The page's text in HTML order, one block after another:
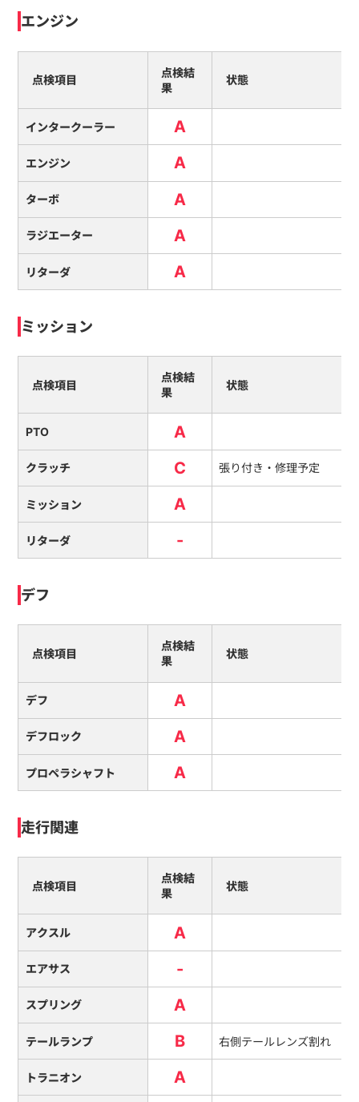
エンジン
点検項目
点検結
果
状態
インタークーラー A
エンジン A
ターボ A
ラジエーター A
リターダ A
ミッション
点検項目
点検結
果
状態
PTO A
クラッチ C 張り付き・修理予定
ミッション A
リターダ -
デフ
点検項目
点検結
果
状態
デフ A
デフロック A
プロペラシャフト A
走行関連
点検項目
点検結
果
状態
アクスル A
エアサス -
スプリング A
テールランプ B 右側テールレンズ割れ
トラニオン A